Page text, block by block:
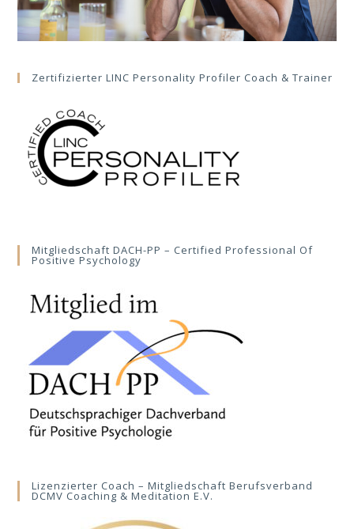
Zertifizierter LINC Personality Profiler Coach & Trainer
Mitgliedschaft DACH-PP – Certified Professional Of
Positive Psychology
Lizenzierter Coach – Mitgliedschaft Berufsverband
DCMV Coaching & Meditation E.V.